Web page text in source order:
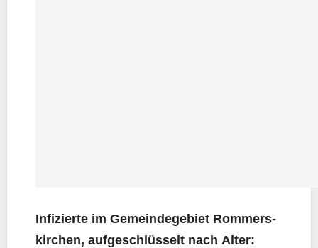
Infi­zier­te im Gemein­de­ge­biet Rom­mers­
kir­chen, auf­ge­schlüs­selt nach Alter: